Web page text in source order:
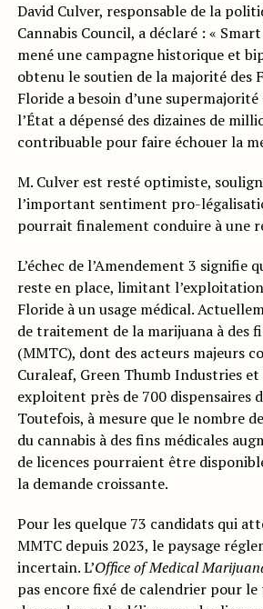
David Culver, responsable de la
Cannabis Council, a déclaré : «
mené une campagne historique et
obtenu le soutien de la majorité des
Floride a besoin d’une
l’État a dépensé des dizaines de
contribuable pour faire échouer la
M. Culver est resté optimiste,
l’important sentiment pro-
pourrait finalement conduire à une
L’échec de l’Amendement 3 signifie
reste en place, limitant
Floride à un usage médical.
de traitement de la marijuana à des
(MMTC), dont des acteurs majeurs
Curaleaf, Green Thumb Industries
exploitent près de 700 dispensaires
Toutefois, à mesure que le nombre
du cannabis à des fins médicales
de licences pourraient être
la demande croissante.
Pour les quelque 73 candidats qui
MMTC depuis 2023, le paysage
incertain. L’Office of Medical
pas encore fixé de calendrier pour